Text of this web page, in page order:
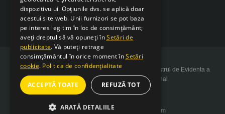
Copyright 2026 SarcSudex.ro Website inscris in Registrul de Evidenta a
Prelucrarii de Date cu Caracter Personal
Website design by web-Bsolutions.com
dispozitivului. Opțiunile dvs. se aplică doar
acestui site web. Unii furnizori se pot baza
pe interes legitim în loc de consimțământ;
aveți dreptul să vă opuneți înSetări de
publicitate. Vă puteți retrage
consimțământul în orice moment înSetări
cookie. Politica de confidențialitate
ACCEPTĂ TOATE REFUZĂ TOT
ARATĂ DETALIILE